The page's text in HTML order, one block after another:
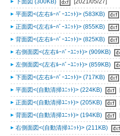
下面図 (300KB)
[2021/05/27]
平面図<(左右ﾙｰﾊﾞｰﾕﾆｯﾄ)> (583KB)
正面図<(左右ﾙｰﾊﾞｰﾕﾆｯﾄ)> (855KB)
背面図<(左右ﾙｰﾊﾞｰﾕﾆｯﾄ)> (825KB)
右側面図<(左右ﾙｰﾊﾞｰﾕﾆｯﾄ)> (909KB)
左側面図<(左右ﾙｰﾊﾞｰﾕﾆｯﾄ)> (859KB)
下面図<(左右ﾙｰﾊﾞｰﾕﾆｯﾄ)> (717KB)
平面図<(自動清掃ﾕﾆｯﾄ)> (224KB)
正面図<(自動清掃ﾕﾆｯﾄ)> (205KB)
背面図<(自動清掃ﾕﾆｯﾄ)> (194KB)
右側面図<(自動清掃ﾕﾆｯﾄ)> (211KB)